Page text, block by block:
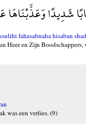
شَدِيدًا وَعَذَّبْنَاهَا
fahasabnaha hisaban
Heer en Zijn
was een verlies. (9)